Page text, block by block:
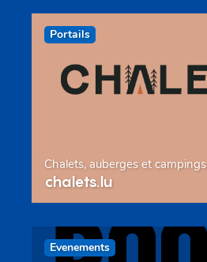
Portails
Chalets, auberges et campings
chalets.lu
Evenements